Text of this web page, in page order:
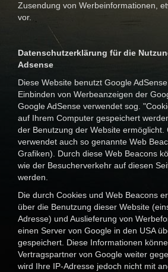
Zusendung von Werbeinformationen,
vor.
Datenschutzerklärung für die
Adsense
Diese Website benutzt Google
Einbinden von Werbeanzeigen der
Google AdSense verwendet sog.
auf Ihrem Computer gespeichert
der Benutzung der Website ermöglicht.
verwendet auch so genannte Web
Grafiken). Durch diese Web Beacons
wie der Besucherverkehr auf diesen
werden.
Die durch Cookies und Web Beacons
über die Benutzung dieser Website
Adresse) und Auslieferung von
einen Server von Google in den USA
gespeichert. Diese Informationen
Vertragspartner von Google weiter
wird Ihre IP-Adresse jedoch nicht mit